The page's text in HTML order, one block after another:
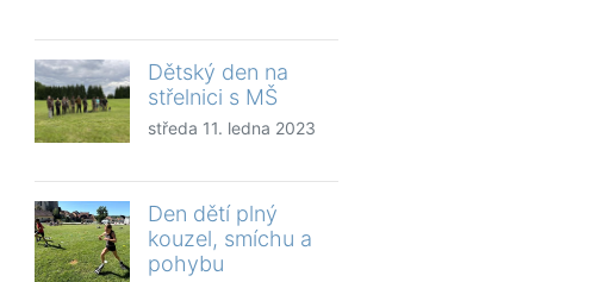
Dětský den na
střelnici s MŠ
středa 11. ledna 2023
Den dětí plný
kouzel, smíchu a
pohybu